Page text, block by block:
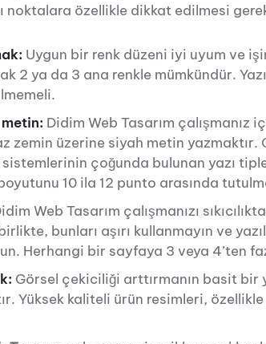
noktalara özellikle dikkat edilmesi
Uygun bir renk düzeni iyi uyum ve
2 ya da 3 ana renkle mümkündür.
Didim Web Tasarım çalışmanız
zemin üzerine siyah metin yazmaktır.
çoğunda bulunan yazı
10 ila 12 punto arasında
Web Tasarım çalışmanızı
bunları aşırı kullanmayın ve
Herhangi bir sayfaya 3 veya 4’ten
Görsel çekiciliği arttırmanın basit bir
Yüksek kaliteli ürün resimleri,